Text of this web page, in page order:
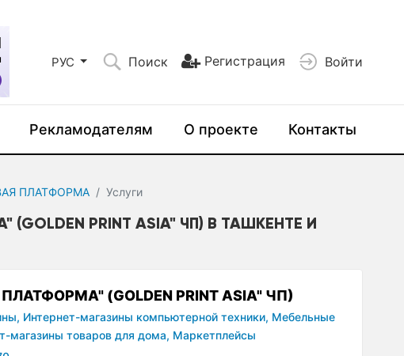
РУС Поиск Регистрация Войти
Рекламодателям О проекте Контакты
ПЛАТФОРМА Услуги
PRINT ASIA" ЧП) В ТАШКЕНТЕ И
(GOLDEN PRINT ASIA" ЧП)
Интернет-магазины компьютерной техники, Мебельные
магазины товаров для дома, Маркетплейсы